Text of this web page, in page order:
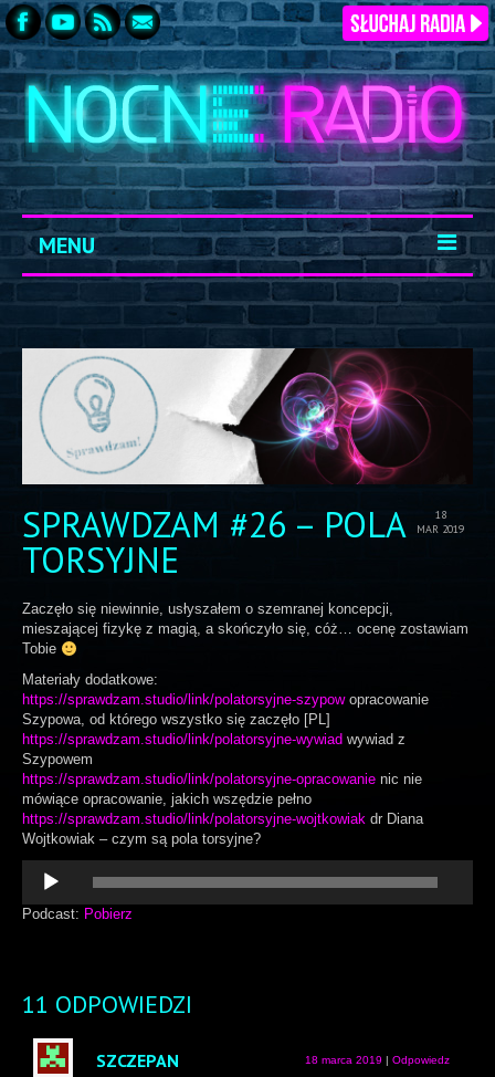
MENU
START
ARCHIWUM
KONTAKT
LOGOWANIE
18
MAR 2019
SPRAWDZAM #26 – POLA
TORSYJNE
Zaczęło się niewinnie, usłyszałem o szemranej koncepcji,
mieszającej fizykę z magią, a skończyło się, cóż… ocenę zostawiam
Tobie
Materiały dodatkowe:
https://sprawdzam.studio/link/polatorsyjne-szypowopracowanie
Szypowa, od którego wszystko się zaczęło [PL]
https://sprawdzam.studio/link/polatorsyjne-wywiad wywiad z
Szypowem
https://sprawdzam.studio/link/polatorsyjne-opracowanie nic nie
mówiące opracowanie, jakich wszędzie pełno
https://sprawdzam.studio/link/polatorsyjne-wojtkowiak dr Diana
Wojtkowiak – czym są pola torsyjne?
Odtwarzacz
plików
dźwiękowych
Podcast: Pobierz
11 ODPOWIEDZI
SZCZEPAN 18 marca 2019 Odpowiedz